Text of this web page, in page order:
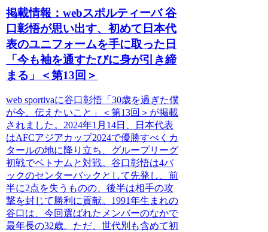
掲載情報：webスポルティーバ 谷
口彰悟が思い出す、初めて日本代
表のユニフォームを手に取った日
「今も袖を通すたびに身が引き締
まる」＜第13回＞
web sportivaに谷口彰悟「30歳を過ぎた僕
が今、伝えたいこと」＜第13回＞が掲載
されました。2024年1月14日、日本代表
はAFCアジアカップ2024で優勝すべくカ
タールの地に降り立ち、グループリーグ
初戦でベトナムと対戦。谷口彰悟は4バ
ックのセンターバックとして先発し、前
半に2点を失うものの、後半は相手の攻
撃を封じて勝利に貢献。1991年生まれの
谷口は、今回選ばれたメンバーのなかで
最年長の32歳。ただ、世代別も含めて初